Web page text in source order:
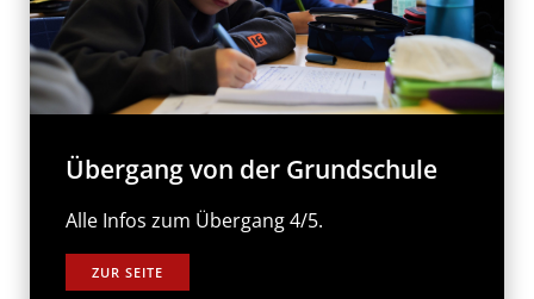
Übergang von der Grundschule
Alle Infos zum Übergang 4/5.
ZUR SEITE